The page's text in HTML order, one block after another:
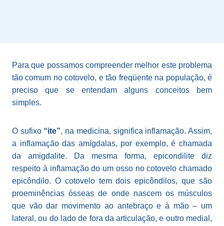
Para que possamos compreender melhor este problema
tão comum no cotovelo, e tão freqüente na população, é
preciso que se entendam alguns conceitos bem
simples.
O sufixo“ite”, na medicina, significa inflamação. Assim,
a inflamação das amígdalas, por exemplo, é chamada
da amigdalite. Da mesma forma, epicondilite diz
respeito à inflamação do um osso no cotovelo chamado
epicôndilo. O cotovelo tem dois epicôndilos, que são
proeminências ósseas de onde nascem os músculos
que vão dar movimento ao antebraço e à mão – um
lateral, ou do lado de fora da articulação, e outro medial,